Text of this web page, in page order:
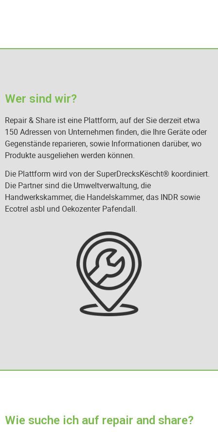
Wer sind wir?
Repair & Share ist eine Plattform, auf der Sie derzeit etwa
150 Adressen von Unternehmen finden, die Ihre Geräte oder
Gegenstände reparieren, sowie Informationen darüber, wo
Produkte ausgeliehen werden können.
Die Plattform wird von der SuperDrecksKëscht® koordiniert.
Die Partner sind die Umweltverwaltung, die
Handwerkskammer, die Handelskammer, das INDR sowie
Ecotrel asbl und Oekozenter Pafendall.
Wie suche ich auf repair and share?